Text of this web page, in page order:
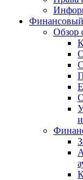
Финансовый
Обзор